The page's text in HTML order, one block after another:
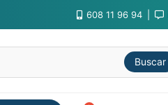
608 11 96 94
Buscar